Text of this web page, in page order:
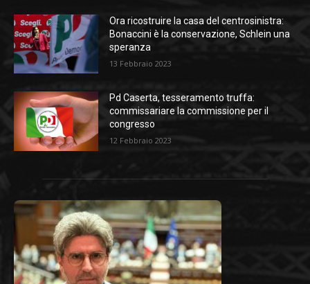
Ora ricostruire la casa del centrosinistra:
Bonaccini è la conservazione, Schlein una
speranza
13 Febbraio 2023
Pd Caserta, tesseramento truffa:
commissariare la commissione per il
congresso
12 Febbraio 2023